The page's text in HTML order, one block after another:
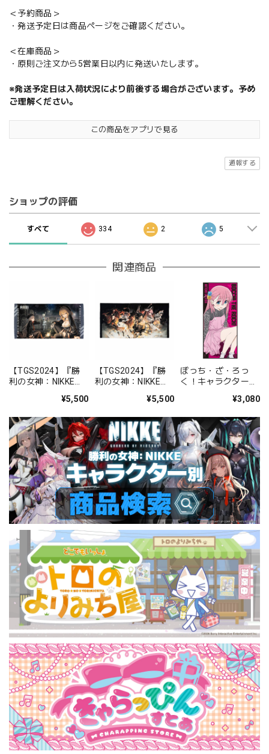
＜予約商品＞
・発送予定日は商品ページをご確認ください。
＜在庫商品＞
・原則ご注文から5営業日以内に発送いたします。
※発送予定日は入荷状況により前後する場合がございます。予め
ご理解ください。
この商品をアプリで見る
通報する
ショップの評価
すべて 334 2 5
関連商品
【TGS2024】『勝
利の女神：NIKKE』
ル Happy New Year
¥5,500
【TGS2024】『勝
利の女神：NIKKE』
ル チャプター25・
¥5,500
ぼっち・ざ・ろっ
く！キャラクター大
とり］【描き下ろ
¥3,080